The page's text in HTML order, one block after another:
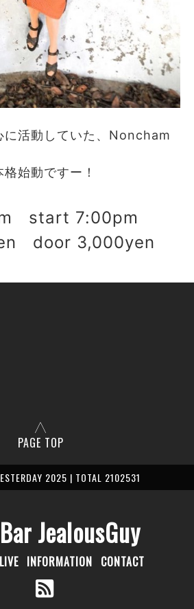
に活動していた、Noncham
始動ですー！
start 7:00pm
door 3,000yen
PAGE TOP
2025 | TOTAL 2102531
JealousGuy
LIVE INFORMATION CONTACT